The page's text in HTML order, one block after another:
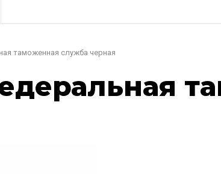
таможенная служба черная